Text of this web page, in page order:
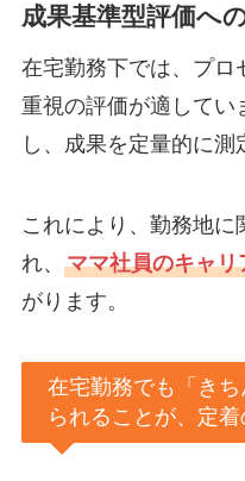
成果基準型評価へ
在宅勤務下では、プロ
重視の評価が適してい
し、成果を定量的に測
これにより、勤務地
れ、 ママ社員のキャ
がります。
在宅勤務でも「き
られることが、定